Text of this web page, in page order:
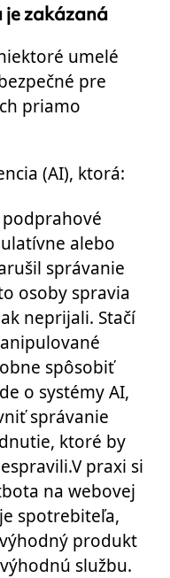
zakázaná
umelé
pre
priamo
(AI), ktorá:
alebo
správanie
osoby spravia
neprijali. Stačí
spôsobiť
o systémy AI,
správanie
ktoré by
praxi si
na webovej
spotrebiteľa,
produkt
službu.